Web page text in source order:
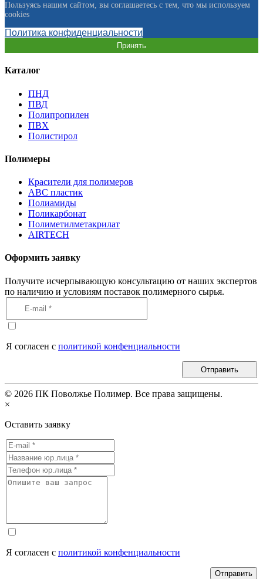
Пользуясь нашим сайтом, вы соглашаетесь с тем, что мы используем
cookies
Политика конфиденциальности
Принять
Каталог
ПНД
ПВД
Полипропилен
ПВХ
Полистирол
Полимеры
Красители для полимеров
АВС пластик
Полиамиды
Поликарбонат
Полиметилметакрилат
AIRTECH
Оформить заявку
Получите исчерпывающую консультацию от наших экспертов
по наличию и условиям поставок полимерного сырья.
Я согласен с политикой конфенциальности
Отправить
© 2026 ПК Поволжье Полимер. Все права защищены.
×
Оставить заявку
Я согласен с политикой конфенциальности
Отправить